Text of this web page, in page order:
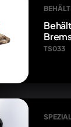
TS033